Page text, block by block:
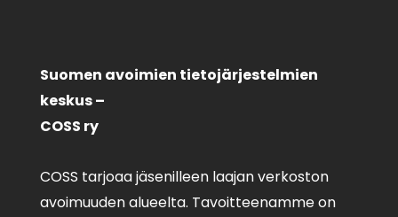
Suomen avoimien tietojärjestelmien
keskus –
COSS ry
COSS tarjoaa jäsenilleen laajan verkoston
avoimuuden alueelta. Tavoitteenamme on